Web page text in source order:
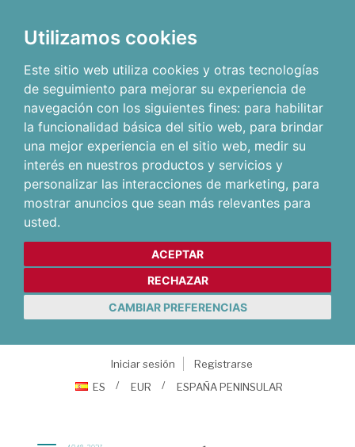
Utilizamos cookies
Este sitio web utiliza cookies y otras tecnologías
de seguimiento para mejorar su experiencia de
navegación con los siguientes fines: para habilitar
la funcionalidad básica del sitio web, para brindar
una mejor experiencia en el sitio web, medir su
interés en nuestros productos y servicios y
personalizar las interacciones de marketing, para
mostrar anuncios que sean más relevantes para
usted.
ACEPTAR
RECHAZAR
CAMBIAR PREFERENCIAS
Iniciar sesión
Registrarse
ES
EUR ESPAÑA PENINSULAR